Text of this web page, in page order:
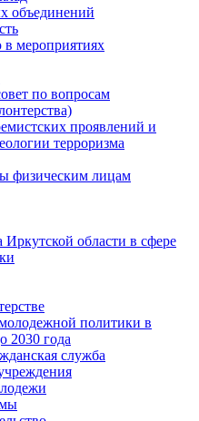
объединений
в мероприятиях
по вопросам
проявлений и
терроризма
физическим лицам
области в сфере
политики в
2030 года
служба